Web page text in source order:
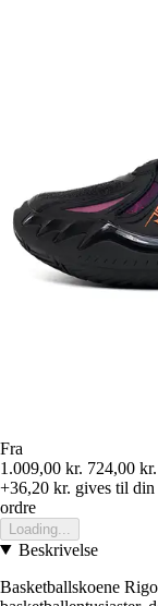
Fra
1.009,00 kr. 724,00 kr.
+36,20 kr. gives til din
ordre
Loading...
Beskrivelse
Basketballskoene